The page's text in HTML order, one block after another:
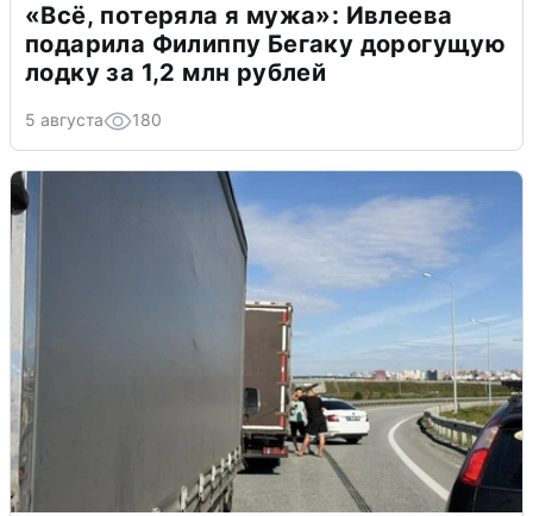
«Всё, потеряла я мужа»: Ивлеева
подарила Филиппу Бегаку дорогущую
лодку за 1,2 млн рублей
5 августа 180